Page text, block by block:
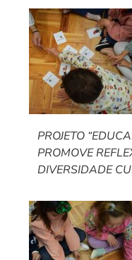
PROJETO
PROMOVE
DIVERSIDADE